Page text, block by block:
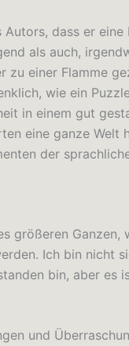
dass er eine
als auch,
zu einer Flamme
wie ein
in einem gut
eine ganze Welt
der
größeren Ganzen,
Ich bin nicht
bin, aber es
und